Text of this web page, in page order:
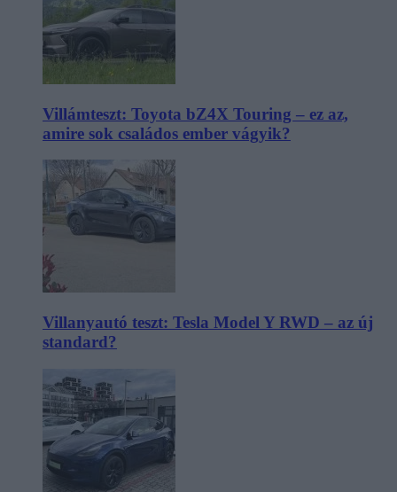
Villámteszt: Toyota bZ4X Touring – ez az,
amire sok családos ember vágyik?
Villanyautó teszt: Tesla Model Y RWD – az új
standard?